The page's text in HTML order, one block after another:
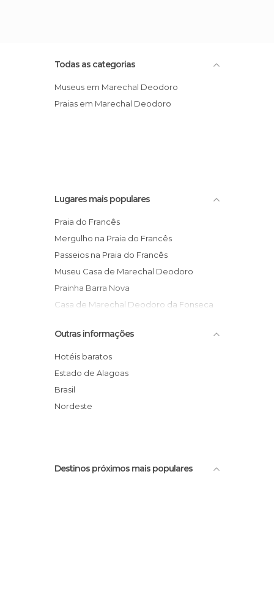
Todas as categorias
Museus em Marechal Deodoro
Praias em Marechal Deodoro
Lugares mais populares
Praia do Francês
Mergulho na Praia do Francês
Passeios na Praia do Francês
Museu Casa de Marechal Deodoro
Prainha Barra Nova
Casa de Marechal Deodoro da Fonseca
Convento de São Francisco
Rio da Geladeira
Gelateria M & M
Complexo Turístico Edilson Onório
Feira de Artesanato da Praia do Francês
Outras informações
Hotéis baratos
Estado de Alagoas
Brasil
Nordeste
Destinos próximos mais populares